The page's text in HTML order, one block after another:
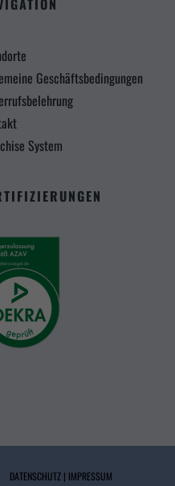
Geschäftsbedingungen
System
DATENSCHUTZ | IMPRESSUM